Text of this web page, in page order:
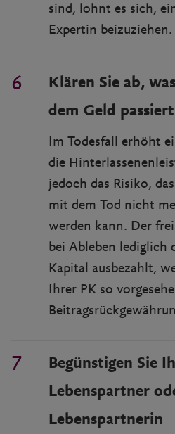
sind, lohnt es sich,
Expertin beizuziehen.
Klären Sie ab,
dem Geld passiert
Im Todesfall erhöht
die
jedoch das Risiko,
mit dem Tod nicht
werden kann. Der
bei Ableben lediglich
Kapital ausbezahlt,
Ihrer PK so
Begünstigen Sie
Lebenspartner
Lebenspartnerin